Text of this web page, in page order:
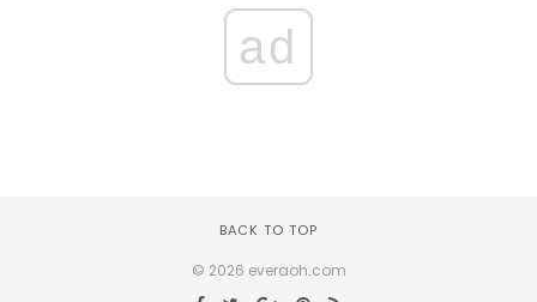
ad
BACK TO TOP
© 2026 everaoh.com